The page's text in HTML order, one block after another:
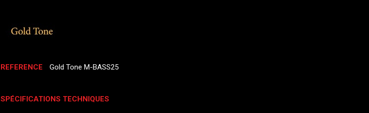
REFERENCE Gold Tone M-BASS25
SPÉCIFICATIONS TECHNIQUES